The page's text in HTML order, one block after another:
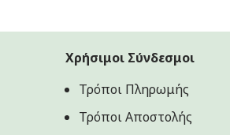
39.90€.είναι:
34.90€.Χρήσιμοι Σύνδεσμοι
Τρόποι Πληρωμής
Τρόποι Αποστολής